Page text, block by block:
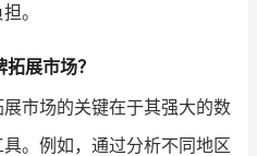
。
展市场？
市场的关键在于其强大的数
。例如，通过分析不同地区